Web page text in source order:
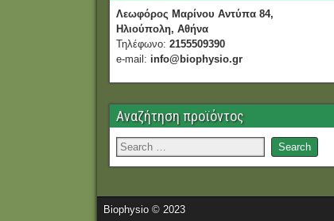
Λεωφόρος Μαρίνου Αντύπα 84,
Ηλιούπολη, Αθήνα
Τηλέφωνο:2155509390
e-mail: info@biophysio.gr
Αναζήτηση προϊόντος
Biophysio © 2023